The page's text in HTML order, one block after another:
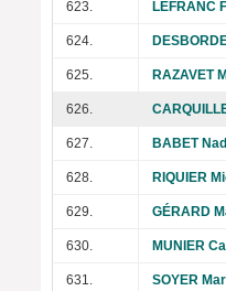
623. LEFRANC
624.
625. RAZAVET
626.
627. BABET
628. RIQUIER
629. GÉRARD
630. MUNIER
631. SOYER